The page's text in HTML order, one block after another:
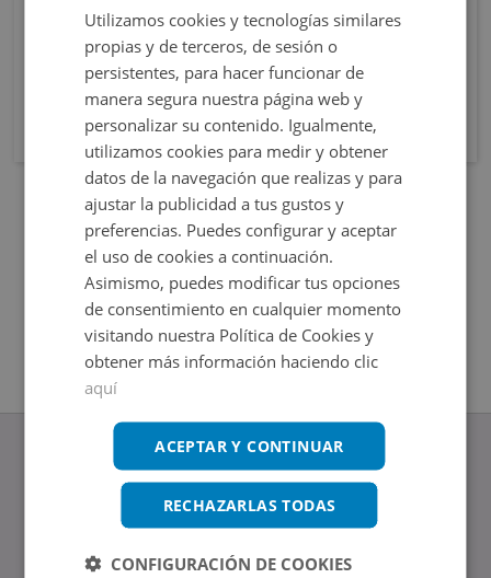
Filtros
www.altamirainmuebles.com
Edificio Skylight
Avenida de Manoteras 14-16, 28050, Madrid
Utilizamos cookies y tecnologías similares
propias y de terceros, de sesión o
persistentes, para hacer funcionar de
manera segura nuestra página web y
personalizar su contenido. Igualmente,
utilizamos cookies para medir y obtener
datos de la navegación que realizas y para
ajustar la publicidad a tus gustos y
preferencias. Puedes configurar y aceptar
el uso de cookies a continuación.
Asimismo, puedes modificar tus opciones
de consentimiento en cualquier momento
visitando nuestra Política de Cookies y
obtener más información haciendo clic
aquí
ACEPTAR Y CONTINUAR
RECHAZARLAS TODAS
CONFIGURACIÓN DE COOKIES